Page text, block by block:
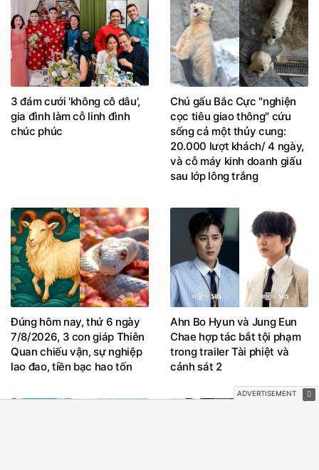
3 đám cưới 'không cô dâu',
gia đình làm cỗ linh đình
chúc phúc
Chú gấu Bắc Cực "nghiện
cọc tiêu giao thông" cứu
sống cả một thủy cung:
20.000 lượt khách/ 4 ngày,
và cỗ máy kinh doanh giấu
sau lớp lông trắng
Đúng hôm nay, thứ 6 ngày
7/8/2026, 3 con giáp Thiên
Quan chiếu vận, sự nghiệp
lao đao, tiền bạc hao tốn
Ahn Bo Hyun và Jung Eun
Chae hợp tác bắt tội phạm
trong trailer Tài phiệt và
cảnh sát 2